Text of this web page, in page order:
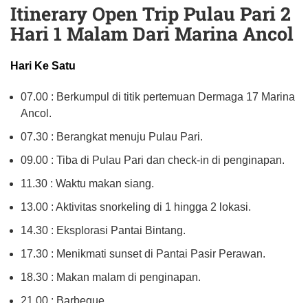
Itinerary Open Trip Pulau Pari 2
Hari 1 Malam Dari Marina Ancol
Hari Ke Satu
07.00 : Berkumpul di titik pertemuan Dermaga 17 Marina
Ancol.
07.30 : Berangkat menuju Pulau Pari.
09.00 : Tiba di Pulau Pari dan check-in di penginapan.
11.30 : Waktu makan siang.
13.00 : Aktivitas snorkeling di 1 hingga 2 lokasi.
14.30 : Eksplorasi Pantai Bintang.
17.30 : Menikmati sunset di Pantai Pasir Perawan.
18.30 : Makan malam di penginapan.
21.00 : Barbeque.